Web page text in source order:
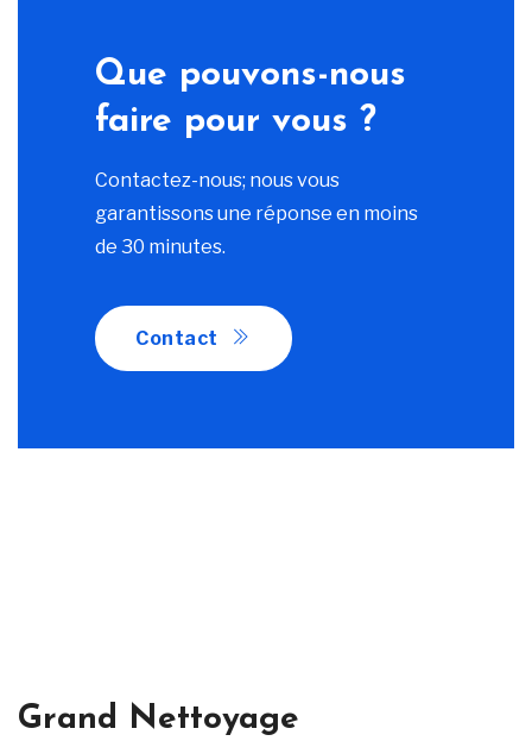
Que pouvons-nous
faire pour vous ?
Contactez-nous; nous vous
garantissons une réponse en moins
de 30 minutes.
Contact
Grand Nettoyage